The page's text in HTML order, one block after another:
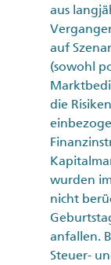
aus
auf
(sowohl
die
wurden
nicht
anfallen.
Steuer-